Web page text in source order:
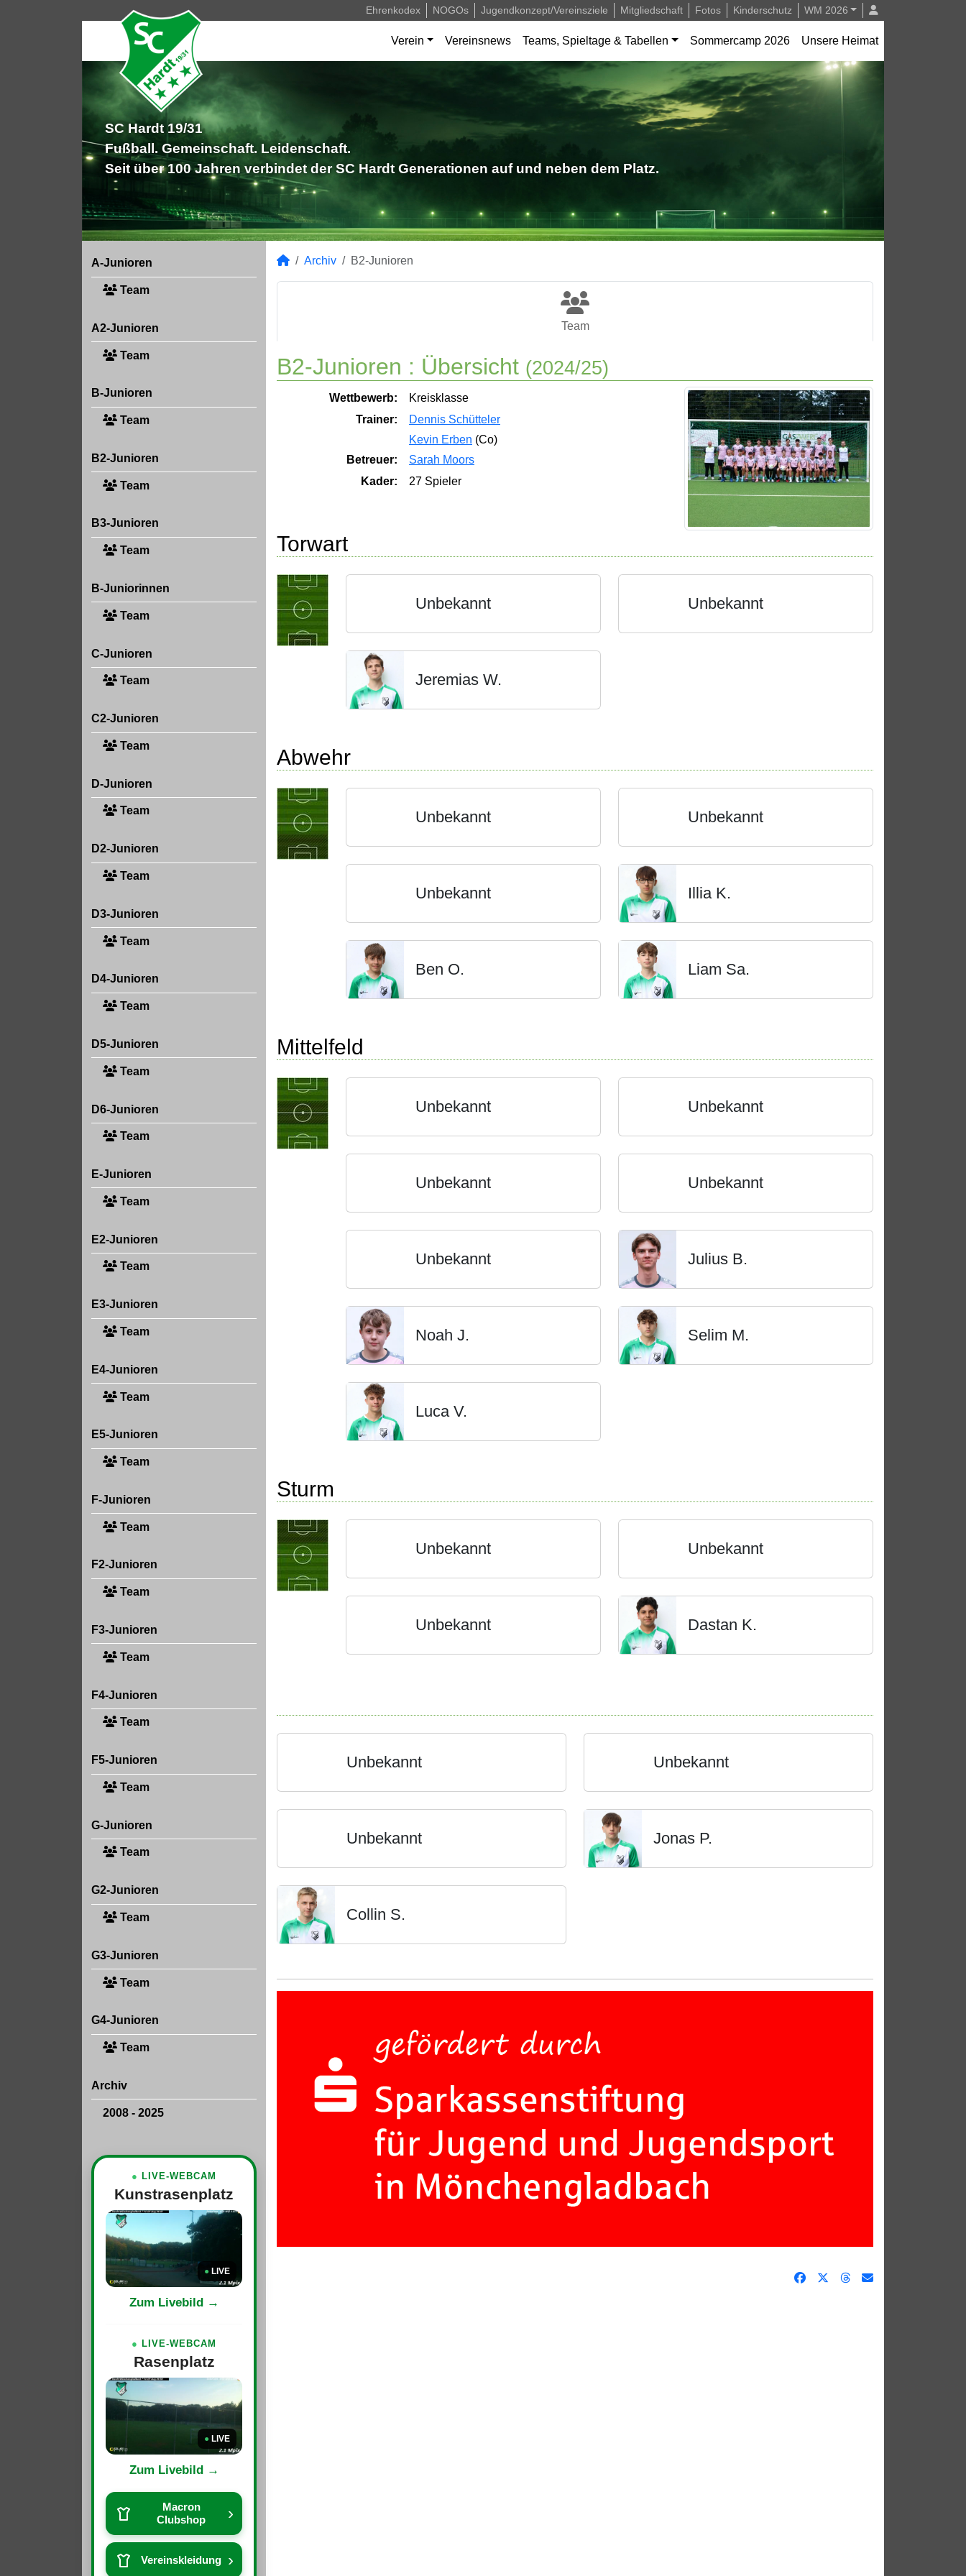
Ehrenkodex NOGOs Jugendkonzept/Vereinsziele Mitgliedschaft Fotos Kinderschutz WM 2026
Verein Vereinsnews Teams, Spieltage & Tabellen Sommercamp 2026 Unsere Heimat
SC Hardt 19/31
Fußball. Gemeinschaft. Leidenschaft.
Seit über 100 Jahren verbindet der SC Hardt Generationen auf und neben dem Platz.
A-Junioren
Team
A2-Junioren
Team
B-Junioren
Team
B2-Junioren
Team
B3-Junioren
Team
B-Juniorinnen
Team
C-Junioren
Team
C2-Junioren
Team
D-Junioren
Team
D2-Junioren
Team
D3-Junioren
Team
D4-Junioren
Team
D5-Junioren
Team
D6-Junioren
Team
E-Junioren
Team
E2-Junioren
Team
E3-Junioren
Team
E4-Junioren
Team
E5-Junioren
Team
F-Junioren
Team
F2-Junioren
Team
F3-Junioren
Team
F4-Junioren
Team
F5-Junioren
Team
G-Junioren
Team
G2-Junioren
Team
G3-Junioren
Team
G4-Junioren
Team
Archiv
2008 - 2025
● LIVE-WEBCAM
Kunstrasenplatz
● LIVE
Zum Livebild →
● LIVE-WEBCAM
Rasenplatz
● LIVE
Zum Livebild →
Macron
Clubshop
›
Vereinskleidung ›
Archiv B2-Junioren
Team
B2-Junioren : Übersicht (2024/25)
Wettbewerb:
Kreisklasse
Trainer:
Dennis Schütteler
Kevin Erben (Co)
Betreuer:
Sarah Moors
Kader:
27 Spieler
Torwart
Unbekannt Unbekannt
Jeremias W.
Abwehr
Unbekannt Unbekannt
Unbekannt Illia K.
Ben O. Liam Sa.
Mittelfeld
Unbekannt Unbekannt
Unbekannt Unbekannt
Unbekannt Julius B.
Noah J. Selim M.
Luca V.
Sturm
Unbekannt Unbekannt
Unbekannt Dastan K.
Unbekannt Unbekannt
Unbekannt Jonas P.
Collin S.